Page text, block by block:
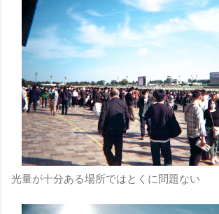
光量が十分ある場所ではとくに問題ない